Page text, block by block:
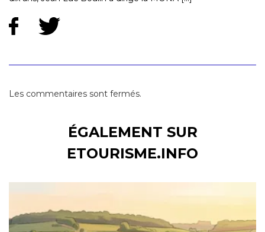
Les commentaires sont fermés.
ÉGALEMENT SUR
ETOURISME.INFO